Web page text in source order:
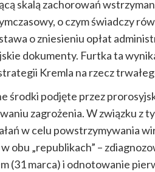
skalą zachorowań
o czym świadczy
o zniesieniu opłat
dokumenty. Furtka ta
Kremla na rzecz
środki podjęte przez
zagrożenia. W związku z
w celu powstrzymywania
obu „republikach” –
(31 marca) i odnotowanie